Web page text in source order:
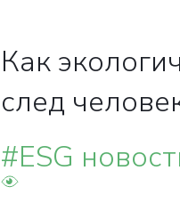
Как
след
страны
планету и
#ESG